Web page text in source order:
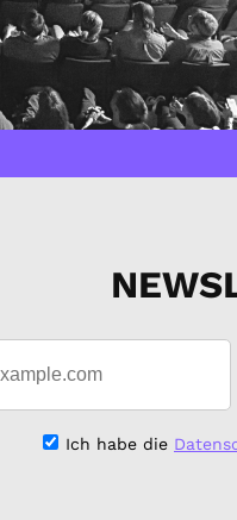
Ich habe die